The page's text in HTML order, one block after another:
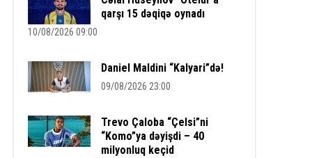
qarşı 15 dəqiqə oynadı
10/08/2026 09:00
Daniel Maldini “Kalyari”də!
09/08/2026 23:00
Trevo Çaloba “Çelsi”ni
“Komo”ya dəyişdi – 40
milyonluq keçid